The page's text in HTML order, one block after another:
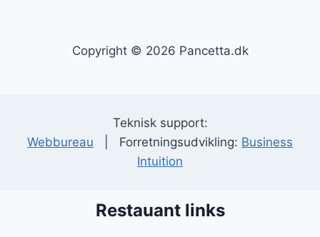
Copyright © 2026 Pancetta.dk
Teknisk support:
Webbureau | Forretningsudvikling: Business
Intuition
Restauant links